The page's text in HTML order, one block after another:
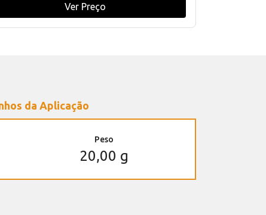
Ver Preço
da Aplicação
Peso
20,00 g